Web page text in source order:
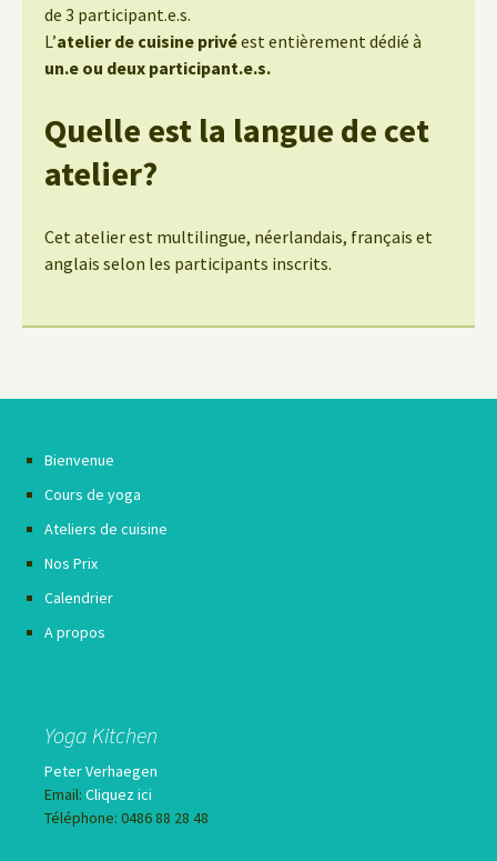
de 3 participant.e.s.
L’atelier de cuisine privéest entièrement dédié à
un.e ou deux participant.e.s.
Quelle est la langue de cet
atelier?
Cet atelier est multilingue, néerlandais, français et
anglais selon les participants inscrits.
Bienvenue
Cours de yoga
Ateliers de cuisine
Nos Prix
Calendrier
A propos
Yoga Kitchen
Peter Verhaegen
Email: Cliquez ici
Téléphone: 0486 88 28 48